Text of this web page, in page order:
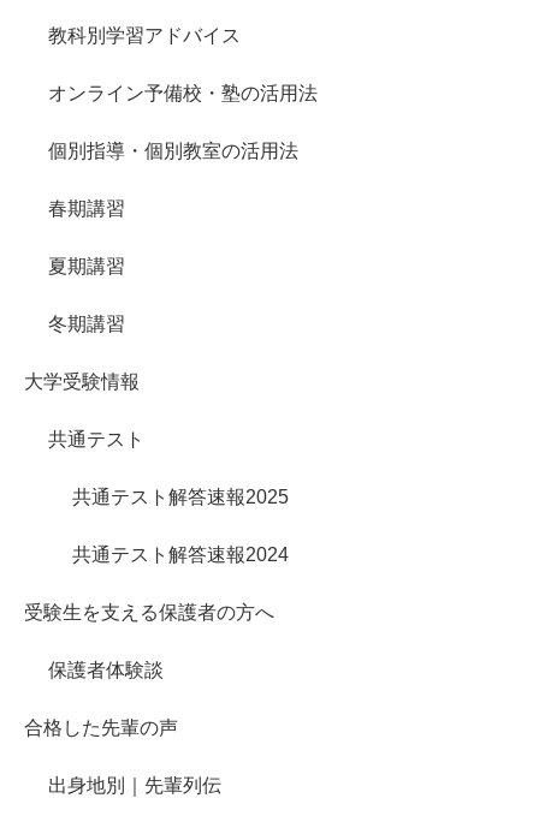
教科別学習アドバイス
オンライン予備校・塾の活用法
個別指導・個別教室の活用法
春期講習
夏期講習
冬期講習
大学受験情報
共通テスト
共通テスト解答速報2025
共通テスト解答速報2024
受験生を支える保護者の方へ
保護者体験談
合格した先輩の声
出身地別｜先輩列伝